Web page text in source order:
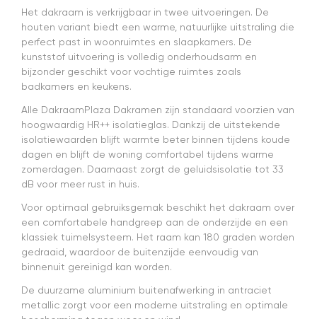
merken"
die ook
het en der
worden
verkocht.
Maar
heel
makkelijk(
ben denk
ik 10 min
bezig
veel
mooier uit
en kreukt
niet bij het
Het dakraam is verkrijgbaar in twee uitvoeringen. De
houten variant biedt een warme, natuurlijke uitstraling die
perfect past in woonruimtes en slaapkamers. De
kunststof uitvoering is volledig onderhoudsarm en
bijzonder geschikt voor vochtige ruimtes zoals
badkamers en keukens.
Alle DakraamPlaza Dakramen zijn standaard voorzien van
hoogwaardig HR++ isolatieglas. Dankzij de uitstekende
isolatiewaarden blijft warmte beter binnen tijdens koude
dagen en blijft de woning comfortabel tijdens warme
zomerdagen. Daarnaast zorgt de geluidsisolatie tot 33
dB voor meer rust in huis.
Voor optimaal gebruiksgemak beschikt het dakraam over
een comfortabele handgreep aan de onderzijde en een
klassiek tuimelsysteem. Het raam kan 180 graden worden
gedraaid, waardoor de buitenzijde eenvoudig van
binnenuit gereinigd kan worden.
De duurzame aluminium buitenafwerking in antraciet
metallic zorgt voor een moderne uitstraling en optimale